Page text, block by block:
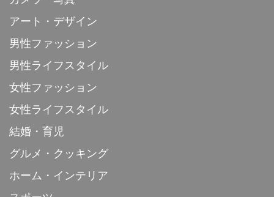
アート・デザイン
男性ファッション
男性ライフスタイル
女性ファッション
女性ライフスタイル
結婚・育児
グルメ・クッキング
ホーム・インテリア